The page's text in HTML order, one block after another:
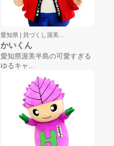
愛知県 | 貝づくし渥美...
かいくん
愛知県渥美半島の可愛すぎる
ゆるキャ...